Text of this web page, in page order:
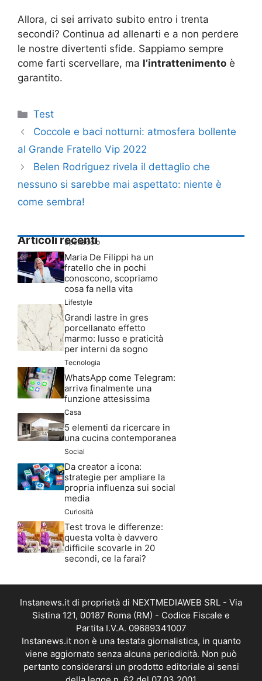
Allora, ci sei arrivato subito entro i trenta
secondi? Continua ad allenarti e a non perdere
le nostre divertenti sfide. Sappiamo sempre
come farti scervellare, ma l’intrattenimento è
garantito.
Categorie
Test
Coccole e baci notturni: atmosfera bollente
al Grande Fratello Vip 2022
Belen Rodriguez rivela il dettaglio che
nessuno si sarebbe mai aspettato: niente è
come sembra!
Articoli recenti
Spettacolo
Maria De Filippi ha un
fratello che in pochi
conoscono, scopriamo
cosa fa nella vita
Lifestyle
Grandi lastre in gres
porcellanato effetto
marmo: lusso e praticità
per interni da sogno
Tecnologia
WhatsApp come Telegram:
arriva finalmente una
funzione attesissima
Casa
5 elementi da ricercare in
una cucina contemporanea
Social
Da creator a icona:
strategie per ampliare la
propria influenza sui social
media
Curiosità
Test trova le differenze:
questa volta è davvero
difficile scovarle in 20
secondi, ce la farai?
Instanews.it di proprietà di NEXTMEDIAWEB SRL - Via
Sistina 121, 00187 Roma (RM) - Codice Fiscale e
Partita I.V.A. 09689341007
Instanews.it non è una testata giornalistica, in quanto
viene aggiornato senza alcuna periodicità. Non può
pertanto considerarsi un prodotto editoriale ai sensi